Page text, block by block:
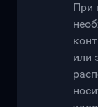
При
или